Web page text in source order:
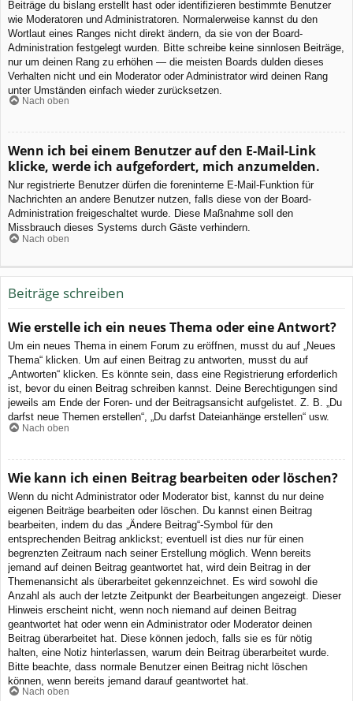
Beiträge du bislang erstellt hast oder identifizieren bestimmte Benutzer
wie Moderatoren und Administratoren. Normalerweise kannst du den
Wortlaut eines Ranges nicht direkt ändern, da sie von der Board-
Administration festgelegt wurden. Bitte schreibe keine sinnlosen Beiträge,
nur um deinen Rang zu erhöhen — die meisten Boards dulden dieses
Verhalten nicht und ein Moderator oder Administrator wird deinen Rang
unter Umständen einfach wieder zurücksetzen.
Nach oben
Wenn ich bei einem Benutzer auf den E-Mail-Link
klicke, werde ich aufgefordert, mich anzumelden.
Nur registrierte Benutzer dürfen die foreninterne E-Mail-Funktion für
Nachrichten an andere Benutzer nutzen, falls diese von der Board-
Administration freigeschaltet wurde. Diese Maßnahme soll den
Missbrauch dieses Systems durch Gäste verhindern.
Nach oben
Beiträge schreiben
Wie erstelle ich ein neues Thema oder eine Antwort?
Um ein neues Thema in einem Forum zu eröffnen, musst du auf „Neues
Thema“ klicken. Um auf einen Beitrag zu antworten, musst du auf
„Antworten“ klicken. Es könnte sein, dass eine Registrierung erforderlich
ist, bevor du einen Beitrag schreiben kannst. Deine Berechtigungen sind
jeweils am Ende der Foren- und der Beitragsansicht aufgelistet. Z. B. „Du
darfst neue Themen erstellen“, „Du darfst Dateianhänge erstellen“ usw.
Nach oben
Wie kann ich einen Beitrag bearbeiten oder löschen?
Wenn du nicht Administrator oder Moderator bist, kannst du nur deine
eigenen Beiträge bearbeiten oder löschen. Du kannst einen Beitrag
bearbeiten, indem du das „Ändere Beitrag“-Symbol für den
entsprechenden Beitrag anklickst; eventuell ist dies nur für einen
begrenzten Zeitraum nach seiner Erstellung möglich. Wenn bereits
jemand auf deinen Beitrag geantwortet hat, wird dein Beitrag in der
Themenansicht als überarbeitet gekennzeichnet. Es wird sowohl die
Anzahl als auch der letzte Zeitpunkt der Bearbeitungen angezeigt. Dieser
Hinweis erscheint nicht, wenn noch niemand auf deinen Beitrag
geantwortet hat oder wenn ein Administrator oder Moderator deinen
Beitrag überarbeitet hat. Diese können jedoch, falls sie es für nötig
halten, eine Notiz hinterlassen, warum dein Beitrag überarbeitet wurde.
Bitte beachte, dass normale Benutzer einen Beitrag nicht löschen
können, wenn bereits jemand darauf geantwortet hat.
Nach oben